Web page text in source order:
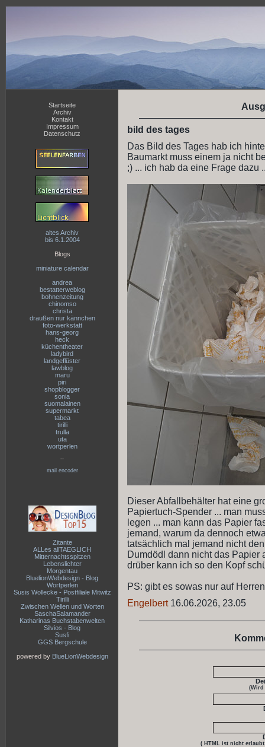
Startseite
Archiv
Kontakt
Impressum
Datenschutz
altes Archiv
bis 6.1.2004
Blogs
miniature calendar
andrea
bestatterweblog
bohnenzeitung
chinomso
christa
draußen nur kännchen
foto-werkstatt
hans-georg
heck
küchentheater
ladybird
landgeflüster
lawblog
maru
piri
shopblogger
sonia
suomalainen
supermarkt
tabea
tirilli
trulla
uta
wortperlen
--
mail encoder
Zitante
ALLes allTAEGLICH
Mitternachtsspitzen
Lebenslichter
Morgentau
BluelionWebdesign - Blog
Wortperlen
Susis Wollecke - Postfiliale Mitwitz
Tirilli
Zwischen Wellen und Worten
SaschaSalamander
Katharinas Buchstabenwelten
Silvios - Blog
Susfi
GGS Bergschule
powered by BlueLionWebdesign
bild des tages
Das Bild des Tages hab ich
Baumarkt muss einem ja nicht
;) ... ich hab da eine Frage dazu
Dieser Abfallbehälter hat eine
Papiertuch-Spender ... man
legen ... man kann das Papier
jemand, warum da dennoch
tatsächlich mal jemand nicht
Dumdödl dann nicht das Papier
drüber kann ich so den Kopf
PS: gibt es sowas nur auf
Engelbert16.06.2026, 23.05
(Wird
( HTML ist nicht